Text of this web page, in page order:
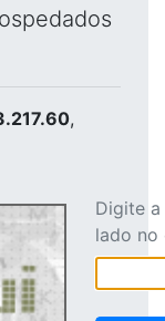
,
Digite
lado no